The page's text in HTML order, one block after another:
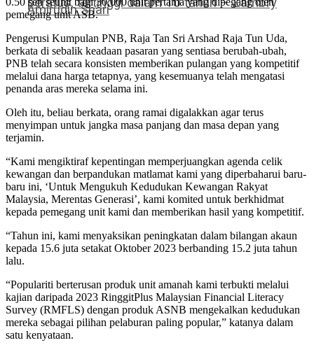
Amirudin Shari
pemegang unit ASB.
Pengerusi Kumpulan PNB, Raja Tan Sri Arshad Raja Tun Uda,
berkata di sebalik keadaan pasaran yang sentiasa berubah-ubah,
PNB telah secara konsisten memberikan pulangan yang kompetitif
melalui dana harga tetapnya, yang kesemuanya telah mengatasi
penanda aras mereka selama ini.
Oleh itu, beliau berkata, orang ramai digalakkan agar terus
menyimpan untuk jangka masa panjang dan masa depan yang
terjamin.
“Kami mengiktiraf kepentingan memperjuangkan agenda celik
kewangan dan berpandukan matlamat kami yang diperbaharui baru-
baru ini, ‘Untuk Mengukuh Kedudukan Kewangan Rakyat
Malaysia, Merentas Generasi’, kami komited untuk berkhidmat
kepada pemegang unit kami dan memberikan hasil yang kompetitif.
“Tahun ini, kami menyaksikan peningkatan dalam bilangan akaun
kepada 15.6 juta setakat Oktober 2023 berbanding 15.2 juta tahun
lalu.
“Populariti berterusan produk unit amanah kami terbukti melalui
kajian daripada 2023 RinggitPlus Malaysian Financial Literacy
Survey (RMFLS) dengan produk ASNB mengekalkan kedudukan
mereka sebagai pilihan pelaburan paling popular,” katanya dalam
satu kenyataan.